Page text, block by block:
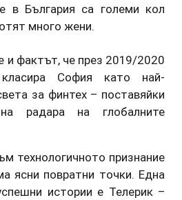
в България са големи кол
много жени.
и фактът, че през 2019/2020
София като най-
за финтех – поставяйки
радара на глобалните
технологичното признание
ясни повратни точки. Една
истории е Телерик –